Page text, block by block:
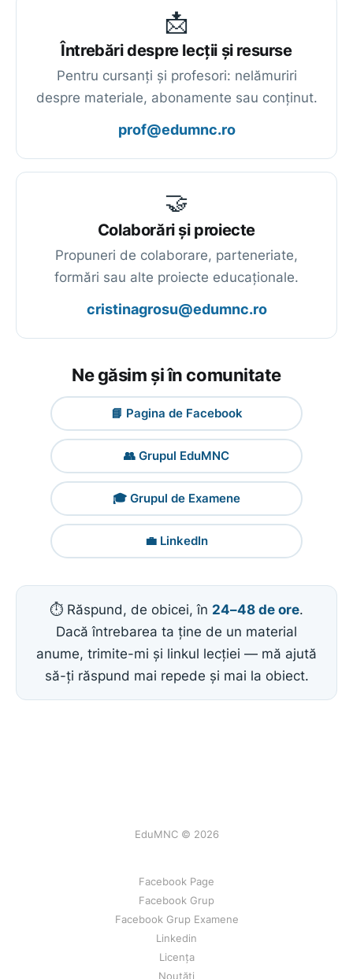
📩
Întrebări despre lecții și resurse
Pentru cursanți și profesori: nelămuriri
despre materiale, abonamente sau conținut.
prof@edumnc.ro
🤝
Colaborări și proiecte
Propuneri de colaborare, parteneriate,
formări sau alte proiecte educaționale.
cristinagrosu@edumnc.ro
Ne găsim și în comunitate
📘 Pagina de Facebook
👥 Grupul EduMNC
🎓 Grupul de Examene
💼 LinkedIn
⏱️ Răspund, de obicei, în 24–48 de ore.
Dacă întrebarea ta ține de un material
anume, trimite-mi și linkul lecției — mă ajută
să-ți răspund mai repede și mai la obiect.
EduMNC © 2026
Facebook Page
Facebook Grup
Facebook Grup Examene
Linkedin
Licența
Noutăți